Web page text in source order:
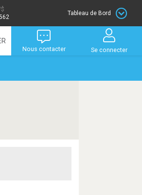
Tableau de Bord
Nous contacter Se connecter